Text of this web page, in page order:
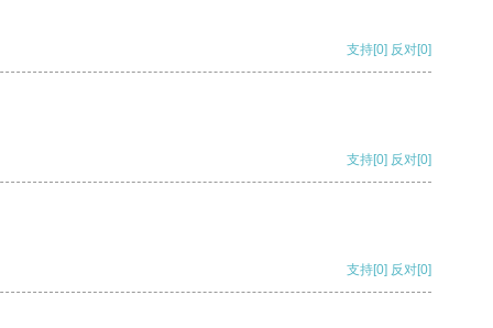
支持[0] 反对[0]
支持[0] 反对[0]
支持[0] 反对[0]